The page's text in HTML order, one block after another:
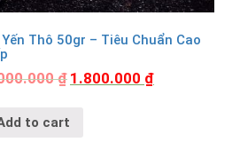
Yến Thô 50gr – Tiêu Chuẩn Cao
₫ 1.800.000 ₫
to cart